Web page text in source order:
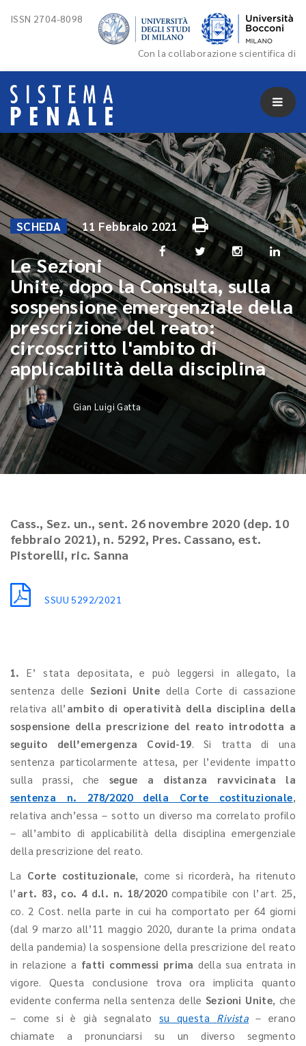
ISSN 2704-8098
Con la collaborazione scientifica di
SCHEDA 11 Febbraio 2021
Le Sezioni
Unite, dopo la Consulta, sulla
sospensione emergenziale della
prescrizione del reato:
circoscritto l'ambito di
applicabilità della disciplina
Gian Luigi Gatta
Cass., Sez. un., sent. 26 novembre 2020 (dep. 10
febbraio 2021), n. 5292, Pres. Cassano, est.
Pistorelli, ric. Sanna
SSUU 5292/2021
1. E’ stata depositata, e può leggersi in allegato, la
sentenza delleSezioni Unitedella Corte di cassazione
relativa all’ ambito di operatività della disciplina della
sospensione della prescrizione del reato introdotta a
seguito dell’emergenza Covid-19. Si tratta di una
sentenza particolarmente attesa, per l’evidente impatto
sulla prassi, che segue a distanza ravvicinata la
sentenza n. 278/2020 della Corte costituzionale,
relativa anch’essa – sotto un diverso ma correlato profilo
– all’ambito di applicabilità della disciplina emergenziale
della prescrizione del reato.
La Corte costituzionale, come si ricorderà, ha ritenuto
l’ art. 83, co. 4 d.l. n. 18/2020compatibile con l’art. 25,
co. 2 Cost. nella parte in cui ha comportato per 64 giorni
(dal 9 marzo all’11 maggio 2020, durante la prima ondata
della pandemia) la sospensione della prescrizione del reato
in relazione a fatti commessi prima della sua entrata in
vigore. Questa conclusione trova ora implicita quanto
evidente conferma nella sentenza delleSezioni Unite, che
– come si è già segnalato su questa Rivista – erano
chiamate a pronunciarsi su un diverso segmento